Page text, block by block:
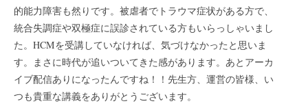
的能力障害も然りです。被虐者でトラウマ症状がある方で、
統合失調症や双極症に誤診されている方もいらっしゃいまし
た。HCMを受講していなければ、気づけなかったと思いま
す。まさに時代が追いついてきた感があります。あとアーカ
イブ配信ありになったんですね！！先生方、運営の皆様、い
つも貴重な講義をありがとうございます。